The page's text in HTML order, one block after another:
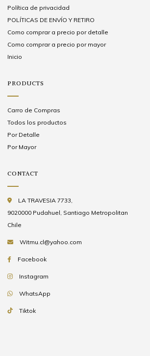
Política de privacidad
POLÍTICAS DE ENVÍO Y RETIRO
Como comprar a precio por detalle
Como comprar a precio por mayor
Inicio
PRODUCTS
Carro de Compras
Todos los productos
Por Detalle
Por Mayor
CONTACT
LA TRAVESIA 7733,
9020000 Pudahuel, Santiago Metropolitan
Chile
Witmu.cl@yahoo.com
Facebook
Instagram
WhatsApp
Tiktok